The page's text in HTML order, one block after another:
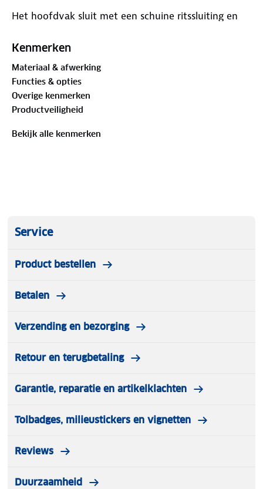
Het hoofdvak sluit met een schuine ritssluiting en
de voorzijde zitten twee ritsvakken en op de
Afmetingen:
34 x 16 x 3 cm (h x b x d)
Ritsvak: Binnenkant
Sleutelhanger: Binnenkant
2 ritsvakken: Voorzijde
Ritsvak: Achterzijde
Verstelbare band
Kenmerken
Materiaal & afwerking
Functies & opties
Overige kenmerken
Productveiligheid
Bekijk alle kenmerken
Service
Product bestellen
Betalen
Verzending en bezorging
Retour en terugbetaling
Garantie, reparatie en artikelklachten
Tolbadges, milieustickers en vignetten
Reviews
Duurzaamheid